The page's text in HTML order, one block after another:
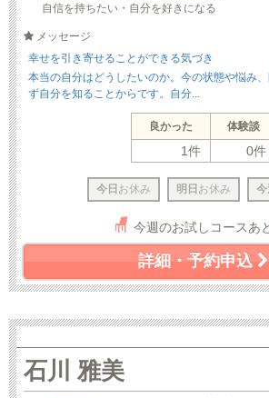
自信を持ちたい・自分を好きになる
メッセージ
幸せを引き寄せることができる気づき
本当の自分はどうしたいのか。今の状態や悩み
ず自分を知ることからです。自分...
良かった 体験談
1件 0件
今日 お休み 明日 お休み 今
今週のお試しコースあ
詳細・予約申込
石川 雅美